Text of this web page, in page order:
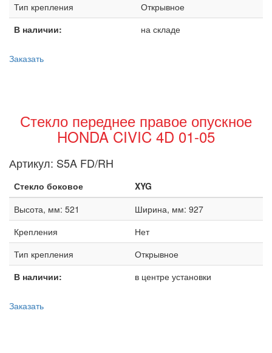
Тип крепления
Открывное
В наличии:
на складе
Заказать
Стекло переднее правое опускное
HONDA CIVIC 4D 01-05
Артикул: S5A FD/RH
Стекло боковое
XYG
Высота, мм: 521
Ширина, мм: 927
Крепления
Нет
Тип крепления
Открывное
В наличии:
в центре установки
Заказать